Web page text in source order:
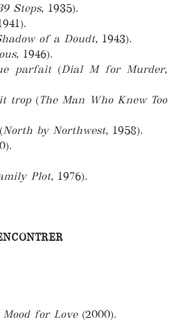
Steps, 1935).
of a Doudt, 1943).
, 1946).
parfait(Dial M for Murder,
trop(The Man Who Knew Too
North by Northwest, 1958).
Plot, 1976).
for Love(2000).